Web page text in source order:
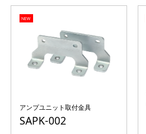
NEW
アンプユニット取付金具
SAPK-002